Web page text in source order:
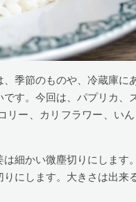
季節のものや、冷蔵庫
す。今回は、パプリカ
リー、カリフラワー、い
細かい微塵切りにしま
にします。大きさは出